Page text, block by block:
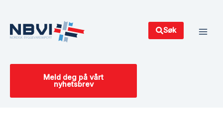
innholdet
Søk
Meld deg på vårt
nyhetsbrev